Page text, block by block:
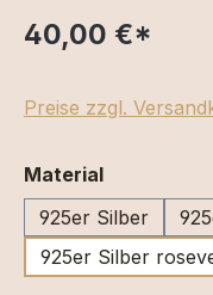
40,00 €*
Preise zzgl.
Materialauswählen
925er Silber
925er Silber